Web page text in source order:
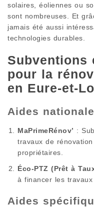
solaires, éoliennes ou
sont nombreuses. Et
jamais été aussi
technologies durables.
Subventions
pour la
en Eure-et-
Aides
MaPrimeRénov’ :
travaux de
propriétaires.
Éco-PTZ (Prêt à
à financer les
Aides